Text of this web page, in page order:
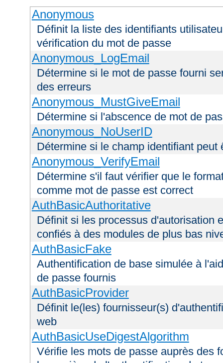
Anonymous
Définit la liste des identifiants
vérification du mot de passe
Anonymous_LogEmail
Détermine si le mot de passe fourni
des erreurs
Anonymous_MustGiveEmail
Détermine si l'abscence de mot de
Anonymous_NoUserID
Détermine si le champ identifiant peut
Anonymous_VerifyEmail
Détermine s'il faut vérifier que le
comme mot de passe est correct
AuthBasicAuthoritative
Définit si les processus d'autorisation
confiés à des modules de plus bas
AuthBasicFake
Authentification de base simulée à
de passe fournis
AuthBasicProvider
Définit le(les) fournisseur(s)
web
AuthBasicUseDigestAlgorithm
Vérifie les mots de passe auprès des